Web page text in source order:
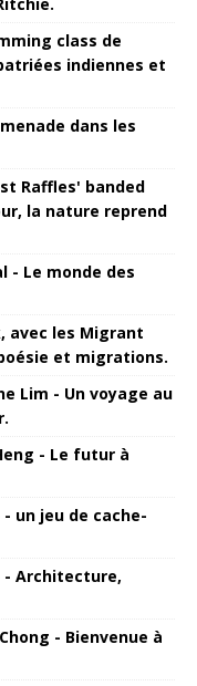
class de
indiennes et
dans les
Raffles' banded
la nature reprend
- Le monde des
avec les Migrant
et migrations.
Lim - Un voyage au
- Le futur à
un jeu de cache-
- Architecture,
- Bienvenue à